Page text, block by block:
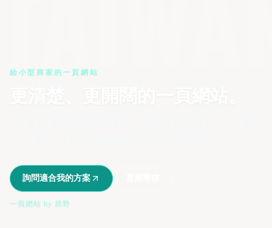
給小型商家的一頁網站
詢問適合我的方案
一頁網站 by 原野